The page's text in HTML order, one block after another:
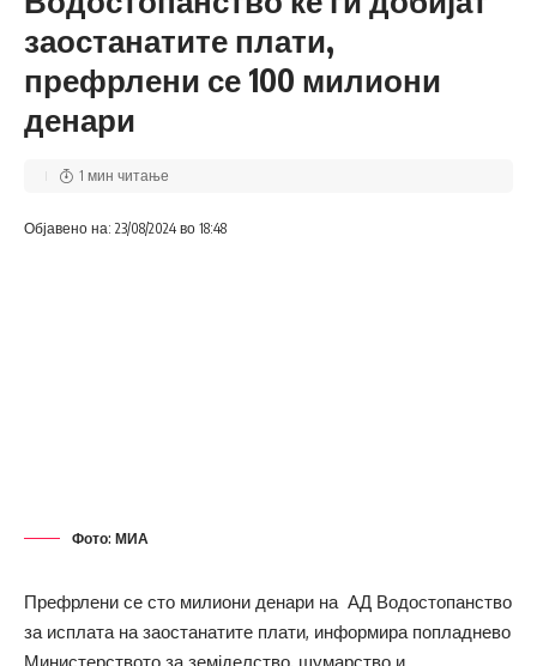
заостанатите плати,
префрлени се 100 милиони
денари
Објавено на: 23/08/2024 во 18:48
1 мин читање
Фото: МИА
Префрлени се сто милиони денари на АД Водостопанство
за исплата на заостанатите плати, информира попладнево